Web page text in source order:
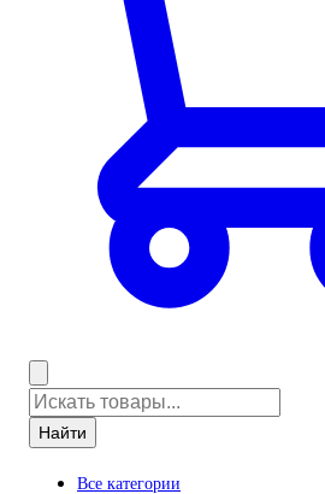
Найти
Все категории